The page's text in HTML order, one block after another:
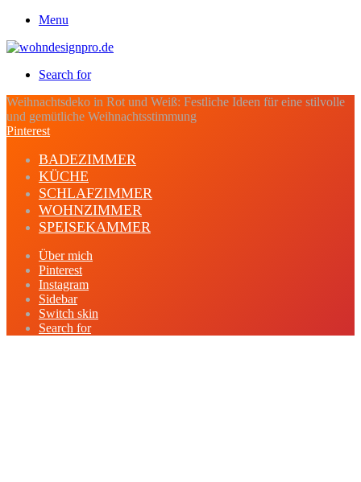
Menu
Search for
Weihnachtsdeko in Rot und Weiß: Festliche Ideen für eine stilvolle
und gemütliche Weihnachtsstimmung
Pinterest
BADEZIMMER
KÜCHE
SCHLAFZIMMER
WOHNZIMMER
SPEISEKAMMER
Über mich
Pinterest
Instagram
Sidebar
Switch skin
Search for